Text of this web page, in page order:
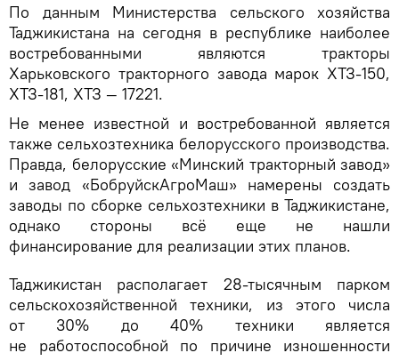
По данным Министерства сельского хозяйства
Таджикистана на сегодня в республике наиболее
востребованными являются тракторы
Харьковского тракторного завода марок ХТЗ-150,
ХТЗ-181, ХТЗ — 17221.
Не менее известной и востребованной является
также сельхозтехника белорусского производства.
Правда, белорусские «Минский тракторный завод»
и завод «БобруйскАгроМаш» намерены создать
заводы по сборке сельхозтехники в Таджикистане,
однако стороны всё еще не нашли
финансирование для реализации этих планов.
Таджикистан располагает 28-тысячным парком
сельскохозяйственной техники, из этого числа
от 30% до 40% техники является
не работоспособной по причине изношенности